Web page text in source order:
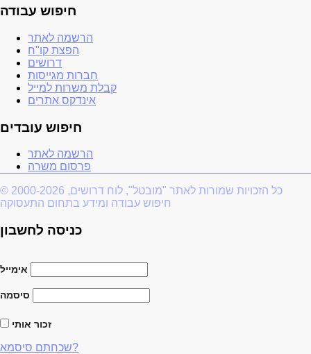
חיפוש עבודה
הרשמה לאתר
הפצת קו"ח
דרושים
חברות מגייסות
קבלת משרות למייל
אינדקס אתרים
חיפוש עובדים
הרשמה לאתר
פרסום משרה
© 2000-2026 כל הזכויות שמורות לאתר "מובטל", לוח דרושים,
חיפוש עבודה ומידע בתחום התעסוקה
כניסה לחשבון
אימייל
סיסמה
זכור אותי
שכחתם סיסמא?